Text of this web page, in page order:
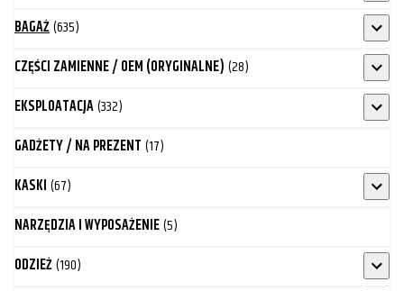
BAGAŻ(635)
CZĘŚCI ZAMIENNE / OEM (ORYGINALNE) (28)
EKSPLOATACJA(332)
GADŻETY / NA PREZENT (17)
KASKI (67)
NARZĘDZIA I WYPOSAŻENIE(5)
ODZIEŻ(190)